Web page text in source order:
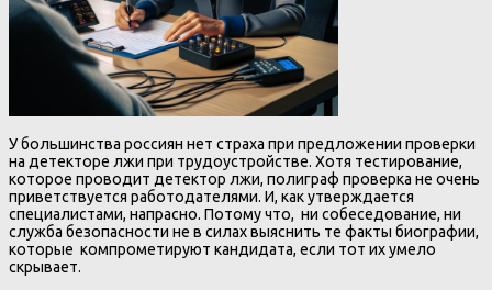
У большинства россиян нет страха при предложении проверки
на детекторе лжи при трудоустройстве. Хотя тестирование,
которое проводит детектор лжи, полиграф проверка не очень
приветствуется работодателями. И, как утверждается
специалистами, напрасно. Потому что, ни собеседование, ни
служба безопасности не в силах выяснить те факты биографии,
которые компрометируют кандидата, если тот их умело
скрывает.